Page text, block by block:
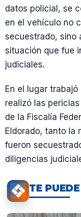
datos policial, se
en el vehículo no
secuestrado, sino
situación que fue
judiciales.
En el lugar
realizó las
de la Fiscalía
Eldorado, tanto la
fueron
diligencias
TE